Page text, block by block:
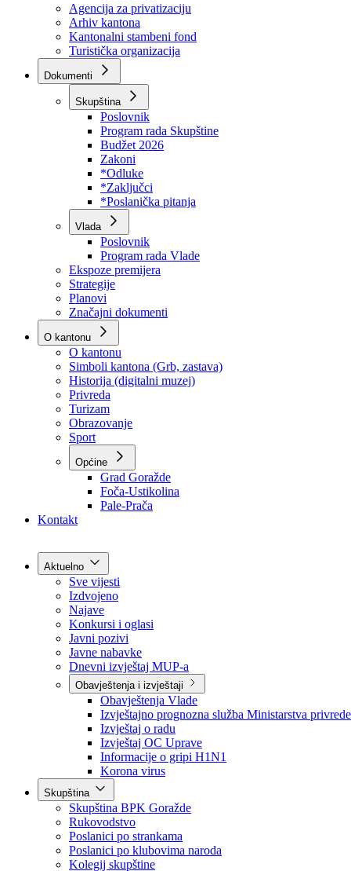
Javna preduzeća
BPK šume
RTV BPK
Agencija za privatizaciju
Arhiv kantona
Kantonalni stambeni fond
Turistička organizacija
Dokumenti
Skupština
Poslovnik
Program rada Skupštine
Budžet 2026
Zakoni
*Odluke
*Zaključci
*Poslanička pitanja
Vlada
Poslovnik
Program rada Vlade
Ekspoze premijera
Strategije
Planovi
Značajni dokumenti
O kantonu
O kantonu
Simboli kantona (Grb, zastava)
Historija (digitalni muzej)
Privreda
Turizam
Obrazovanje
Sport
Općine
Kontakt
Aktuelno
Sve vijesti
Izdvojeno
Najave
Konkursi i oglasi
Javni pozivi
Javne nabavke
Dnevni izvještaj MUP-a
Obavještenja i izvještaji
Obavještenja Vlade
Izvještajno prognozna služba Ministarstva privrede
Izvještaj o radu
Izvještaj OC Uprave
Informacije o gripi H1N1
Korona virus
Skupština
Skupština BPK Goražde
Rukovodstvo